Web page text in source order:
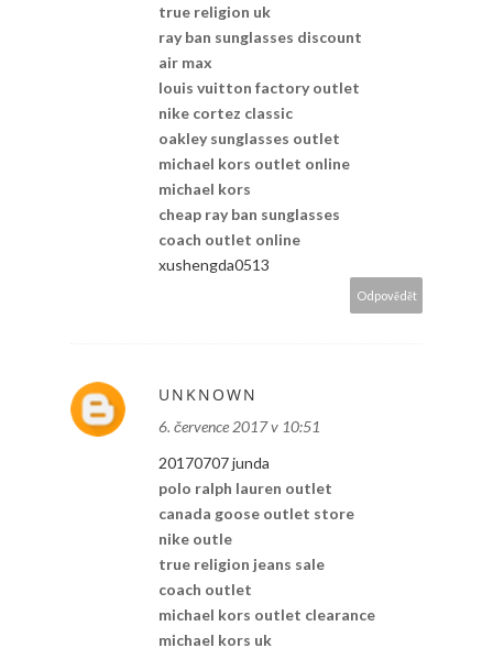
true religion uk
ray ban sunglasses discount
air max
louis vuitton factory outlet
nike cortez classic
oakley sunglasses outlet
michael kors outlet online
michael kors
cheap ray ban sunglasses
coach outlet online
xushengda0513
Odpovědět
UNKNOWN
6. července 2017 v 10:51
20170707 junda
polo ralph lauren outlet
canada goose outlet store
nike outle
true religion jeans sale
coach outlet
michael kors outlet clearance
michael kors uk